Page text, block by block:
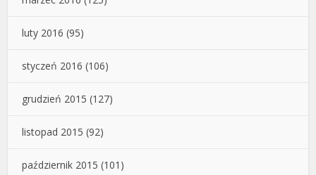
luty 2016 (95)
styczeń 2016 (106)
grudzień 2015 (127)
listopad 2015 (92)
październik 2015 (101)